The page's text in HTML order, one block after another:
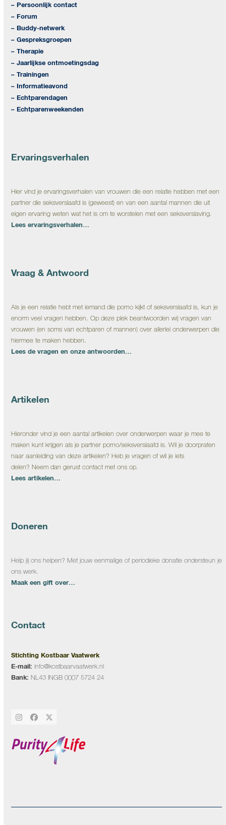
– Persoonlijk contact
– Forum
– Buddy-netwerk
– Gespreksgroepen
– Therapie
– Jaarlijkse ontmoetingsdag
– Trainingen
– Informatieavond
– Echtparendagen
– Echtparenweekenden
Ervaringsverhalen
Hier vind je ervaringsverhalen van vrouwen die een relatie hebben met een
partner die seksverslaafd is (geweest) en van een aantal mannen die uit
eigen ervaring weten wat het is om te worstelen met een seksverslaving.
Lees ervaringsverhalen…
Vraag & Antwoord
Als je een relatie hebt met iemand die porno kijkt of seksverslaafd is, kun je
enorm veel vragen hebben. Op deze plek beantwoorden wij vragen van
vrouwen (en soms van echtparen of mannen) over allerlei onderwerpen die
hiermee te maken hebben.
Lees de vragen en onze antwoorden…
Artikelen
Hieronder vind je een aantal artikelen over onderwerpen waar je mee te
maken kunt krijgen als je partner porno/seksverslaafd is. Wil je doorpraten
naar aanleiding van deze artikelen? Heb je vragen of wil je iets
delen? Neem dan gerust contact met ons op.
Lees artikelen…
Doneren
Help jij ons helpen? Met jouw eenmalige of periodieke donatie ondersteun je
ons werk.
Maak een gift over…
Contact
Stichting Kostbaar Vaatwerk
E-mail: info@kostbaarvaatwerk.nl
Bank: NL43 INGB 0007 5724 24
Instagram
Facebook
Twitter